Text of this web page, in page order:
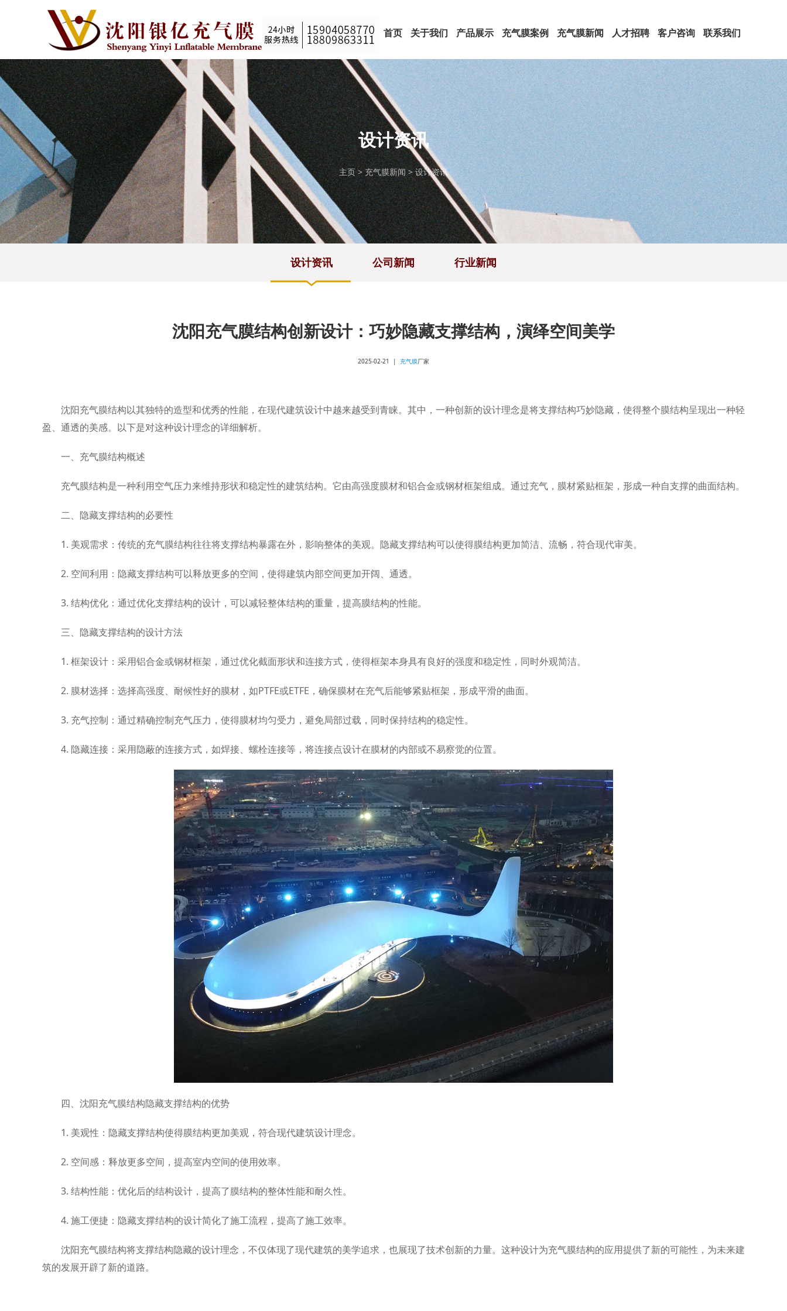
首页 关于我们
银亿简介 >
银亿文化 >
银亿理念 >
产品展示
综合类场馆 >
篮球馆 >
室内足球场 >
游泳馆 >
网球场 >
羽毛球场 >
充气膜案例 充气膜新闻
设计资讯 >
公司新闻 >
行业新闻 >
人才招聘 客户咨询 联系我们
设计资讯
主页> 充气膜新闻>设计资讯
设计资讯 公司新闻 行业新闻
沈阳充气膜结构创新设计：巧妙隐藏支撑结构，演绎空间美学
2025-02-21 | 充气膜厂家
沈阳充气膜结构以其独特的造型和优秀的性能，在现代建筑设计中越来越受到青睐。其中，一种创新的设计理念是将支撑结构巧妙隐藏，使得整个膜结构呈现出一种轻
盈、通透的美感。以下是对这种设计理念的详细解析。
一、充气膜结构概述
充气膜结构是一种利用空气压力来维持形状和稳定性的建筑结构。它由高强度膜材和铝合金或钢材框架组成。通过充气，膜材紧贴框架，形成一种自支撑的曲面结构。
二、隐藏支撑结构的必要性
1. 美观需求：传统的充气膜结构往往将支撑结构暴露在外，影响整体的美观。隐藏支撑结构可以使得膜结构更加简洁、流畅，符合现代审美。
2. 空间利用：隐藏支撑结构可以释放更多的空间，使得建筑内部空间更加开阔、通透。
3. 结构优化：通过优化支撑结构的设计，可以减轻整体结构的重量，提高膜结构的性能。
三、隐藏支撑结构的设计方法
1. 框架设计：采用铝合金或钢材框架，通过优化截面形状和连接方式，使得框架本身具有良好的强度和稳定性，同时外观简洁。
2. 膜材选择：选择高强度、耐候性好的膜材，如PTFE或ETFE，确保膜材在充气后能够紧贴框架，形成平滑的曲面。
3. 充气控制：通过精确控制充气压力，使得膜材均匀受力，避免局部过载，同时保持结构的稳定性。
4. 隐藏连接：采用隐蔽的连接方式，如焊接、螺栓连接等，将连接点设计在膜材的内部或不易察觉的位置。
四、沈阳充气膜结构隐藏支撑结构的优势
1. 美观性：隐藏支撑结构使得膜结构更加美观，符合现代建筑设计理念。
2. 空间感：释放更多空间，提高室内空间的使用效率。
3. 结构性能：优化后的结构设计，提高了膜结构的整体性能和耐久性。
4. 施工便捷：隐藏支撑结构的设计简化了施工流程，提高了施工效率。
沈阳充气膜结构将支撑结构隐藏的设计理念，不仅体现了现代建筑的美学追求，也展现了技术创新的力量。这种设计为充气膜结构的应用提供了新的可能性，为未来建
筑的发展开辟了新的道路。